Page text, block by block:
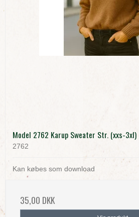
Model 2762 Karup Sweater Str. (xxs-3xl)
2762
Kan købes som download
35,00 DKK